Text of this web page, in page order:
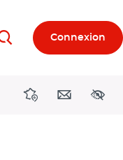
RechercherConnexion
DirectionsContact